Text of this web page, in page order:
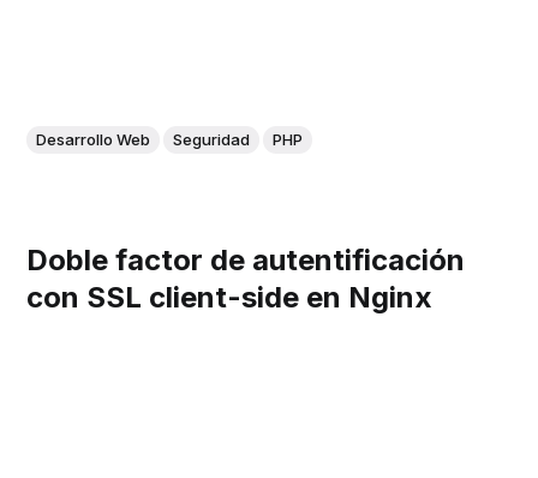
Desarrollo Web Seguridad PHP
Doble factor de autentificación
con SSL client-side en Nginx